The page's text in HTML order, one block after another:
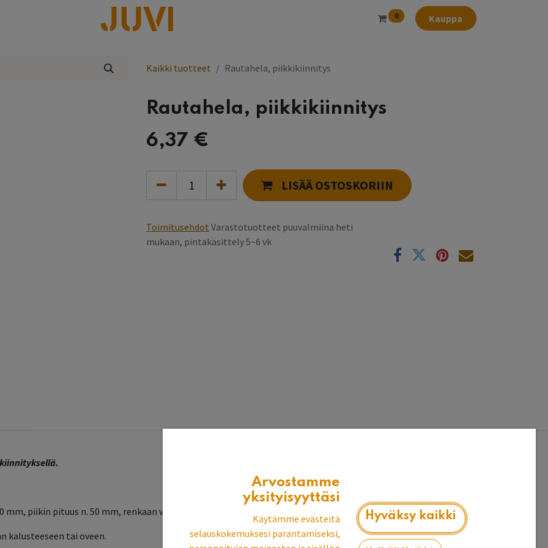
0 Kauppa
Kaikki tuotteet Rautahela, piikkikiinnitys
Rautahela, piikkikiinnitys
6,37 €
LISÄÄ OSTOSKORIIN
Toimitusehdot Varastotuotteet puuvalmiina heti
mukaan, pintakäsittely 5~6 vk
mm, piikin pituus n. 50 mm, renkaan vahvuus 8mm
kalusteeseen tai oveen.
Arvostamme
yksityisyyttäsi
Käytämme evästeitä
selauskokemuksesi parantamiseksi,
Hyväksy kaikki